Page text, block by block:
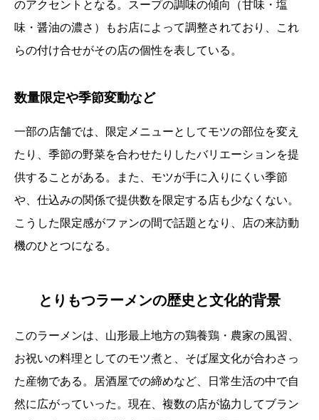
のアクセントとなる。スープの調味の傾向（甘味・塩
味・醤油の濃さ）もお店によって調整されており、これ
らの付け合せがその店の個性を表している。
数量限定や季節変動など
一部の店舗では、限定メニューとしてモツの部位を変え
たり、季節の野菜を合わせたりしたバリエーションを提
供することがある。また、モツが手に入りにくい季節
や、仕込みの関係で提供数を限定する店も少なくない。
こうした限定感がファンの間で話題となり、店の来訪動
機のひとつになる。
とりもつラーメンの歴史と文化的背景
このラーメンは、山形最上地方の鶏養鶏・農家の風習、
お祝いの料理としてのモツ煮と、そば屋文化が合わさっ
た産物である。居酒屋での締めなど、日常生活の中で自
然に広がっていった。現在、複数の店が協力してブラン